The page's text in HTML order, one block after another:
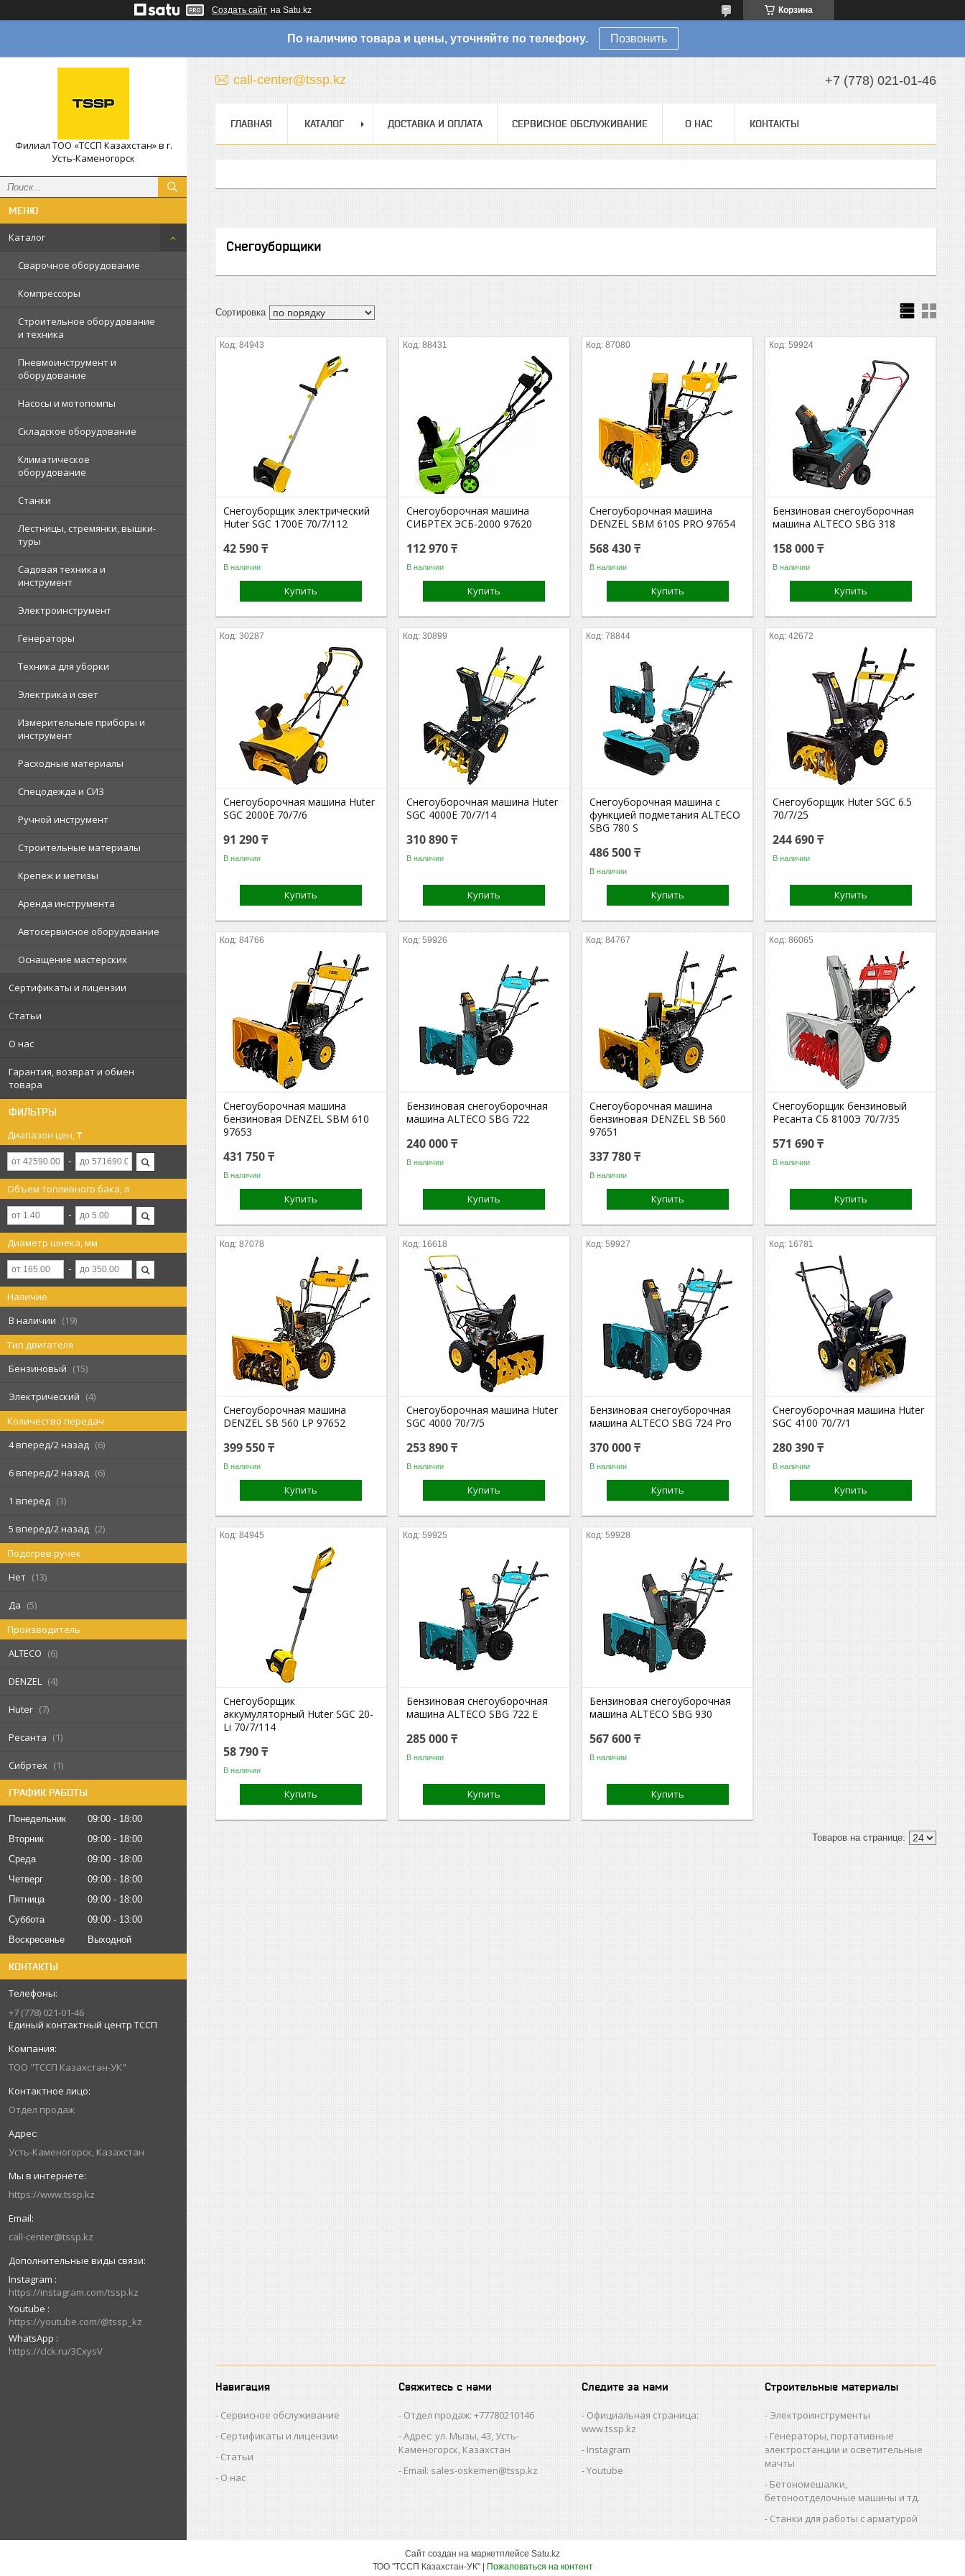
Создать сайт на Satu.kz Корзина
По наличию товара и цены, уточняйте по телефону. Позвонить
Филиал ТОО «ТССП Казахстан» в г.
Усть-Каменогорск
Каталог
Сварочное оборудование
Компрессоры
Строительное оборудование
и техника
Пневмоинструмент и
оборудование
Насосы и мотопомпы
Складское оборудование
Климатическое
оборудование
Станки
Лестницы, стремянки, вышки-
туры
Садовая техника и
инструмент
Электроинструмент
Генераторы
Техника для уборки
Электрика и свет
Измерительные приборы и
инструмент
Расходные материалы
Спецодежда и СИЗ
Ручной инструмент
Строительные материалы
Крепеж и метизы
Аренда инструмента
Автосервисное оборудование
Оснащение мастерских
Сертификаты и лицензии
Статьи
О нас
Гарантия, возврат и обмен
товара
ФИЛЬТРЫ
Диапазон цен, ₸
Объем топливного бака, л
Диаметр шнека, мм
Наличие
В наличии
19
Тип двигателя
Бензиновый
15
Электрический
4
Количество передач
4 вперед/2 назад
6
6 вперед/2 назад 6
1 вперед 3
5 вперед/2 назад
2
Подогрев ручек
Нет
13
Да
5
Производитель
ALTECO
6
DENZEL 4
Huter 7
Ресанта 1
Сибртех 1
ГРАФИК РАБОТЫ
Понедельник 09:00
18:00
Вторник
09:00
18:00
Среда
09:00
18:00
Четверг
09:00
18:00
Пятница
09:00
18:00
Суббота
09:00
13:00
Воскресенье
Выходной
КОНТАКТЫ
+7 (778) 021-01-46
Единый контактный центр ТССП
ТОО "ТССП Казахстан-УК"
Отдел продаж
Усть-Каменогорск, Казахстан
https://www.tssp.kz
call-center@tssp.kz
Instagram
https://instagram.com/tssp.kz
Youtube
https://youtube.com/@tssp_kz
WhatsApp
https://clck.ru/3CxysV
call-center@tssp.kz +7 (778) 021-01-46
ГЛАВНАЯ КАТАЛОГ ДОСТАВКА И ОПЛАТА СЕРВИСНОЕ ОБСЛУЖИВАНИЕ О НАС КОНТАКТЫ
Снегоуборщики
84943
Снегоуборщик электрический
Huter SGC 1700E 70/7/112
42 590 ₸
В наличии
Купить
88431
Снегоуборочная машина
СИБРТЕХ ЭСБ-2000 97620
112 970 ₸
В наличии
Купить
87080
Снегоуборочная машина
DENZEL SBM 610S PRO 97654
568 430 ₸
В наличии
Купить
59924
Бензиновая снегоуборочная
машина ALTECO SBG 318
158 000 ₸
В наличии
Купить
30287
Снегоуборочная машина Huter
SGC 2000E 70/7/6
91 290 ₸
В наличии
Купить
30899
Снегоуборочная машина Huter
SGC 4000E 70/7/14
310 890 ₸
В наличии
Купить
78844
Снегоуборочная машина с
функцией подметания ALTECO
SBG 780 S
486 500 ₸
В наличии
Купить
42672
Снегоуборщик Huter SGC 6.5
70/7/25
244 690 ₸
В наличии
Купить
84766
Снегоуборочная машина
бензиновая DENZEL SBM 610
97653
431 750 ₸
В наличии
Купить
59926
Бензиновая снегоуборочная
машина ALTECO SBG 722
240 000 ₸
В наличии
Купить
84767
Снегоуборочная машина
бензиновая DENZEL SB 560
97651
337 780 ₸
В наличии
Купить
86065
Снегоуборщик бензиновый
Ресанта СБ 8100Э 70/7/35
571 690 ₸
В наличии
Купить
87078
Снегоуборочная машина
DENZEL SB 560 LP 97652
399 550 ₸
В наличии
Купить
16618
Снегоуборочная машина Huter
SGC 4000 70/7/5
253 890 ₸
В наличии
Купить
59927
Бензиновая снегоуборочная
машина ALTECO SBG 724 Pro
370 000 ₸
В наличии
Купить
16781
Снегоуборочная машина Huter
SGC 4100 70/7/1
280 390 ₸
В наличии
Купить
84945
Снегоуборщик
аккумуляторный Huter SGC 20-
Li 70/7/114
58 790 ₸
В наличии
Купить
59925
Бензиновая снегоуборочная
машина ALTECO SBG 722 E
285 000 ₸
В наличии
Купить
59928
Бензиновая снегоуборочная
машина ALTECO SBG 930
567 600 ₸
В наличии
Купить
Навигация
Сервисное обслуживание
Сертификаты и лицензии
Статьи
О нас
Свяжитесь с нами
Отдел продаж: +77780210146
Адрес: ул. Мызы, 43, Усть-
Каменогорск, Казахстан
Email: sales-oskemen@tssp.kz
Следите за нами
Официальная страница:
www.tssp.kz
Instagram
Youtube
Строительные материалы
Электроинструменты
Генераторы, портативные
электростанции и осветительные
мачты
Бетономешалки,
бетоноотделочные машины и тд.
Станки для работы с арматурой
Сайт создан на маркетплейсе Satu.kz
Пожаловаться на контент